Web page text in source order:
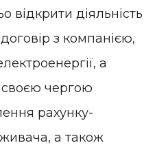
відкрити діяльність
з компанією,
а
чергою
рахунку-
а також